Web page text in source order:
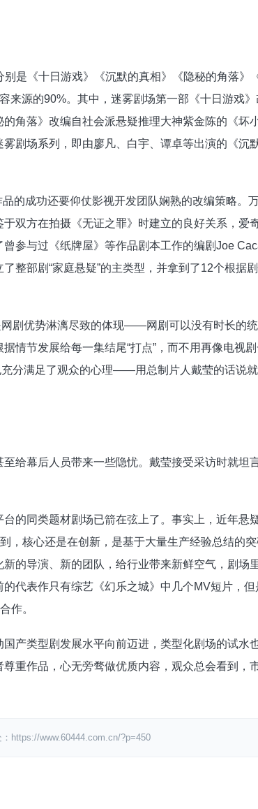
《十日游戏》《沉默的真相》《隐秘的角落》
来源的90%。其中，迷雾剧场第一部《十日游戏》
角落》改编自社会派悬疑推理大神紫金陈的《坏
剧场系列，即由廖凡、白宇、谭卓等出演的《沉
成功还要仰仗影视开发团队娴熟的改编策略。
双方在拍摄《无证之罪》时建立的良好关系，爱
参与过《纸牌屋》等作品剧本工作的编剧Joe
整部剧“家庭悬疑”的主类型，并拿到了12个根据
剧优势淋漓尽致的体现——网剧可以没有时长的
情节发展给每一集结尾“打点”，而不用再像电视
分满足了观众的心理——用总制片人戴莹的话说就
幕后人员带来一些隐忧。戴莹接受采访时就坦言
同类题材剧场已箭在弦上了。事实上，近年悬
，核心还是在创新，是基于大量生产经验总结的突
的导演、新的团队，给行业带来新鲜空气，剧场
代表作只有综艺《幻乐之城》中几个MV短片，但
作。
类型剧发展水平向前迈进，类型化剧场的试水
重作品，心无旁骛做优质内容，观众总会看到，
https://www.60444.com.cn/?p=450